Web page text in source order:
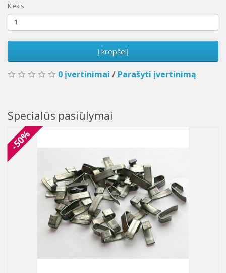
Kiekis
Į krepšelį
0 įvertinimai / Parašyti įvertinimą
Specialūs pasiūlymai
-50%